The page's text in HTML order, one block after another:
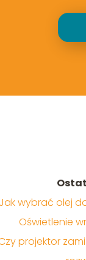
wybrać olej
Oświetlenie
projektor